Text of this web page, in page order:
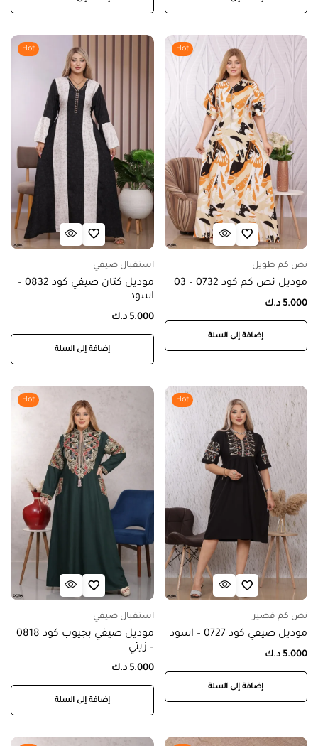
Hot
نص كم طويل
موديل نص كم كود 0732 – 03
5.000 د.ك
إضافة إلى السلة
Hot
استقبال صيفي
موديل كتان صيفي كود 0832 –
اسود
5.000 د.ك
إضافة إلى السلة
Hot
نص كم قصير
موديل صيفي كود 0727 – اسود
5.000 د.ك
إضافة إلى السلة
Hot
استقبال صيفي
موديل صيفي بجيوب كود 0818
– زيتي
5.000 د.ك
إضافة إلى السلة